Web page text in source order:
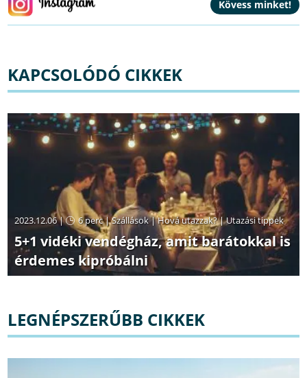
KAPCSOLÓDÓ CIKKEK
2023.12.06 | 6 perc|Szállások|Hová utazzak?|Utazási tippek
5+1 vidéki vendégház, amit barátokkal is
érdemes kipróbálni
LEGNÉPSZERŰBB CIKKEK